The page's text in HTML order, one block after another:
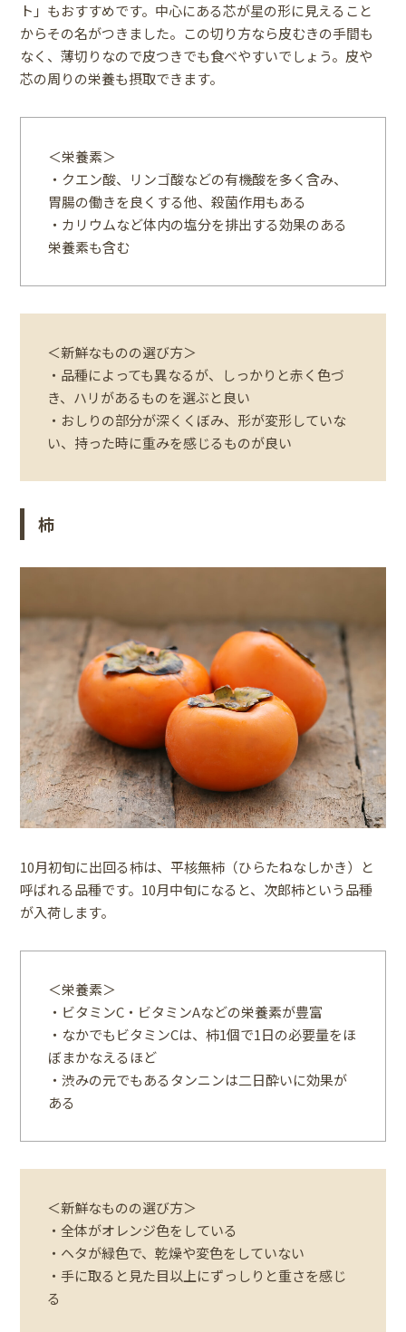
ト」もおすすめです。中心にある芯が星の形に見えること
からその名がつきました。この切り方なら皮むきの手間も
なく、薄切りなので皮つきでも食べやすいでしょう。皮や
芯の周りの栄養も摂取できます。
＜栄養素＞
・クエン酸、リンゴ酸などの有機酸を多く含み、
胃腸の働きを良くする他、殺菌作用もある
・カリウムなど体内の塩分を排出する効果のある
栄養素も含む
＜新鮮なものの選び方＞
・品種によっても異なるが、しっかりと赤く色づ
き、ハリがあるものを選ぶと良い
・おしりの部分が深くくぼみ、形が変形していな
い、持った時に重みを感じるものが良い
柿
10月初旬に出回る柿は、平核無柿（ひらたねなしかき）と
呼ばれる品種です。10月中旬になると、次郎柿という品種
が入荷します。
＜栄養素＞
・ビタミンC・ビタミンAなどの栄養素が豊富
・なかでもビタミンCは、柿1個で1日の必要量をほ
ぼまかなえるほど
・渋みの元でもあるタンニンは二日酔いに効果が
ある
＜新鮮なものの選び方＞
・全体がオレンジ色をしている
・ヘタが緑色で、乾燥や変色をしていない
・手に取ると見た目以上にずっしりと重さを感じ
る